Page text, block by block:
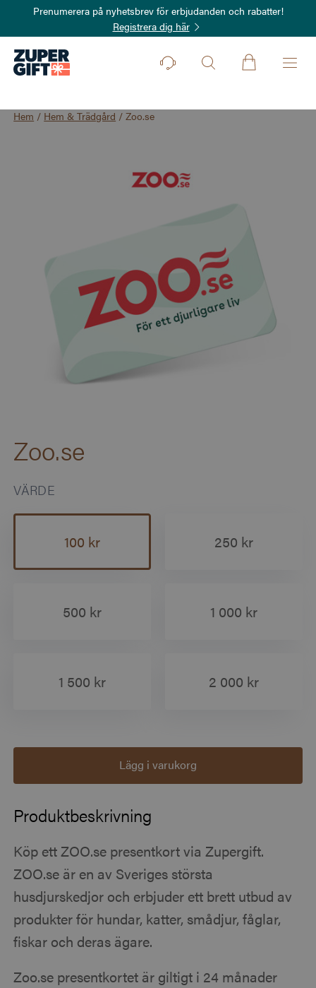
Prenumerera på nyhetsbrev för erbjudanden och rabatter!
Registrera dig här
Hem / Hem & Trädgård /Zoo.se
Zoo.se
VÄRDE
100 kr 250 kr
500 kr 1 000 kr
1 500 kr 2 000 kr
Lägg i varukorg
Produktbeskrivning
Köp ett ZOO.se presentkort via Zupergift.
ZOO.se är en av Sveriges största
husdjurskedjor och erbjuder ett brett utbud av
produkter för hundar, katter, smådjur, fåglar,
fiskar och deras ägare.
Zoo.se presentkortet är giltigt i 24 månader